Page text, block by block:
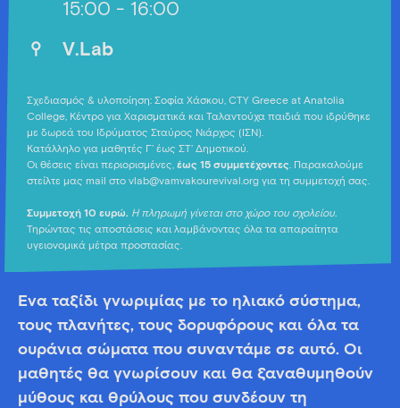
15:00 - 16:00
V.Lab
Σχεδιασμός & υλοποίηση: Σοφία Χάσκου, CTY Greece at Anatolia
College, Κέντρο για Χαρισματικά και Ταλαντούχα παιδιά που ιδρύθηκε
με δωρεά του Ιδρύματος Σταύρος Νιάρχος (ΙΣΝ).
Κατάλληλο για μαθητές Γ’ έως ΣΤ’ Δημοτικού.
Οι θέσεις είναι περιορισμένες, έως 15 συμμετέχοντες. Παρακαλούμε
στείλτε μας mail στο vlab@vamvakourevival.org για τη συμμετοχή σας.
Συμμετοχή 10 ευρώ. Η πληρωμή γίνεται στο χώρο του σχολείου.
Τηρώντας τις αποστάσεις και λαμβάνοντας όλα τα απαραίτητα
υγειονομικά μέτρα προστασίας.
Ένα ταξίδι γνωριμίας με το ηλιακό σύστημα,
τους πλανήτες, τους δορυφόρους και όλα τα
ουράνια σώματα που συναντάμε σε αυτό. Οι
μαθητές θα γνωρίσουν και θα ξαναθυμηθούν
μύθους και θρύλους που συνδέουν τη